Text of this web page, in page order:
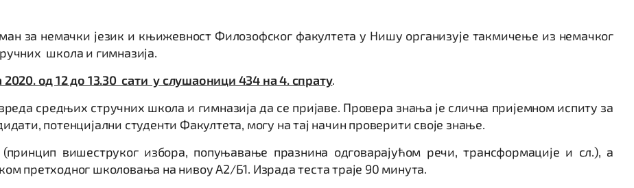
за немачки језик и књижевност Филозофског факултета у Нишу организује такмичење из немачког
школа и гимназија.
2020. од 12 до 13.30 сати у слушаоници 434 на 4. спрату.
средњих стручних школа и гимназија да се пријаве. Провера знања је слична пријемном испиту за
потенцијални студенти Факултета, могу на тај начин проверити своје знање.
вишеструког избора, попуњавање празнина одговарајућом речи, трансформације и сл.), a
претходног школовања на нивоу А2/Б1. Израда теста траје 90 минута.